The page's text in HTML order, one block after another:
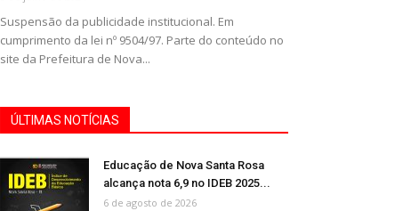
Suspensão da publicidade institucional. Em
cumprimento da lei nº 9504/97. Parte do conteúdo no
site da Prefeitura de Nova...
ÚLTIMAS NOTÍCIAS
Educação de Nova Santa Rosa
alcança nota 6,9 no IDEB 2025...
6 de agosto de 2026